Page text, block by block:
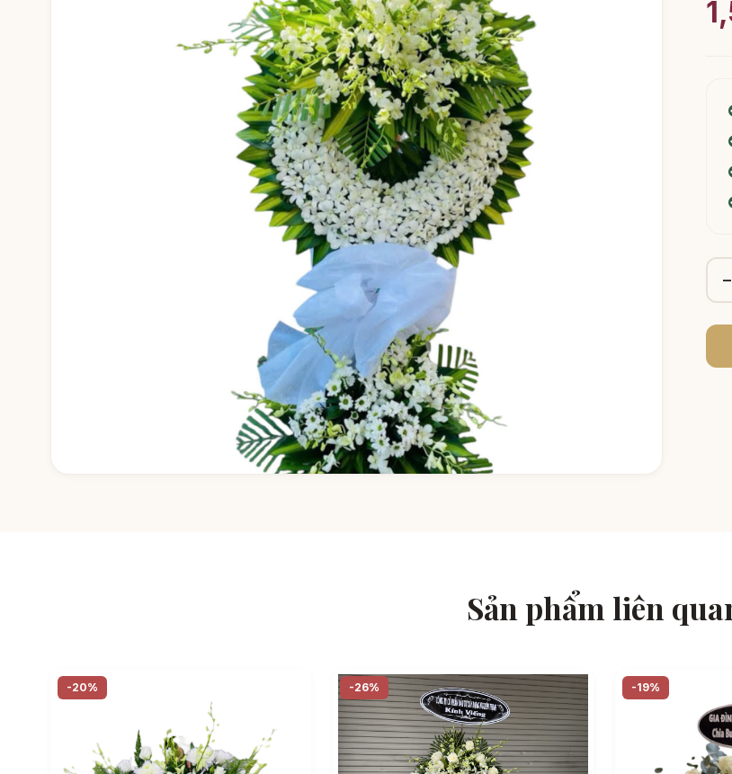
−
Sản phẩm liên
-20% -26% -19%